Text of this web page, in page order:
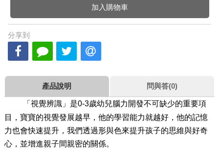
加入購物車
分享到
產品說明 問與答(0)
「視覺辨識」是0-3歲幼兒腦力開發不可缺少的重要項
目，寶寶的視覺發展越早，他的學習能力就越好，他的記憶
力也會快速提升，我們透過形與色來提升孩子的思維與好奇
心，並增進親子間親密的關係。